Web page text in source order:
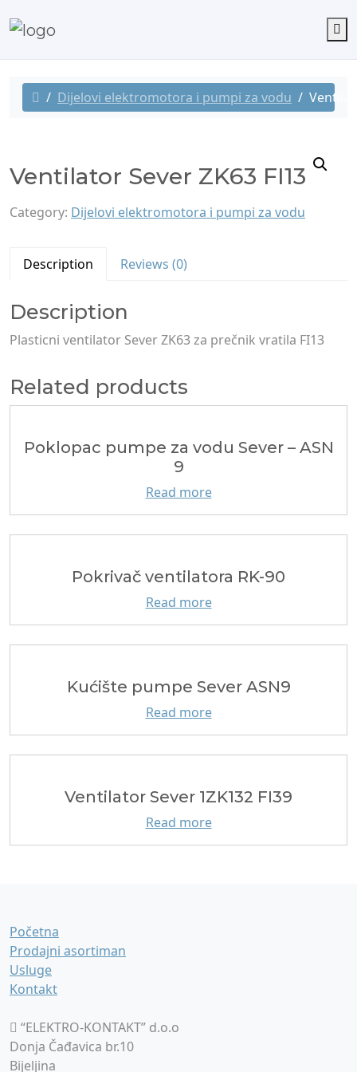
Dijelovi elektromotora i pumpi za vodu
Ventilator Sever ZK63 FI13
Category: Dijelovi elektromotora i pumpi za vodu
Description Reviews (0)
Description
Plasticni ventilator Sever ZK63 za prečnik vratila FI13
Related products
Poklopac pumpe za vodu Sever – ASN
9
Read more
Pokrivač ventilatora RK-90
Read more
Kućište pumpe Sever ASN9
Read more
Ventilator Sever 1ZK132 FI39
Read more
Početna
Prodajni asortiman
Usluge
Kontakt
“ELEKTRO-KONTAKT” d.o.o
Donja Čađavica br.10
Bijeljina